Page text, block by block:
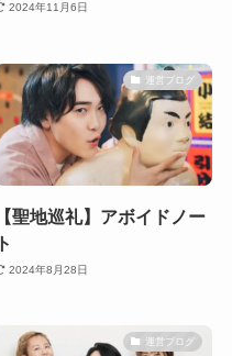
2024年11月6日
運営ブログ
【聖地巡礼】アボイドノー
ト
2024年8月28日
運営ブログ